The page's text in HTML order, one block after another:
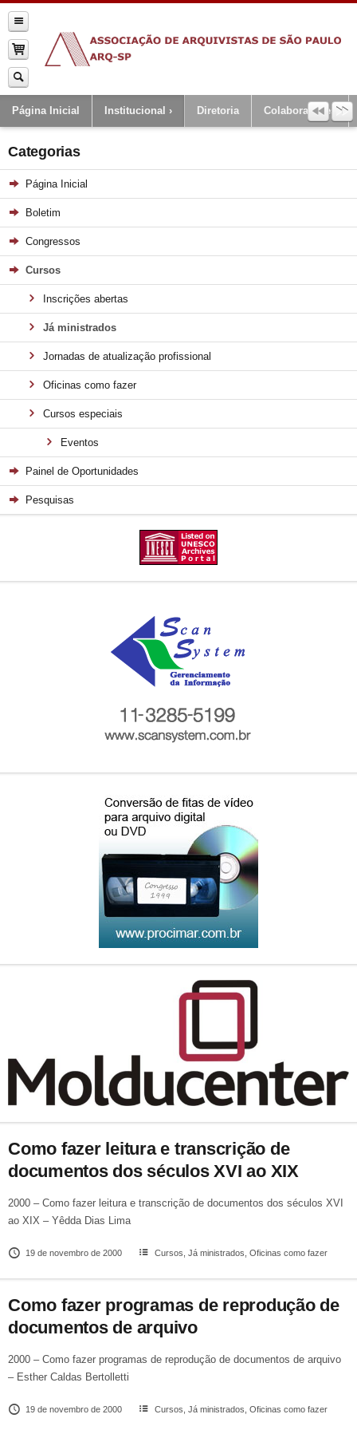
Página Inicial Institucional Diretoria Colaboradores
Categorias
Página Inicial
Boletim
Congressos
Cursos
Inscrições abertas
Já ministrados
Jornadas de atualização profissional
Oficinas como fazer
Cursos especiais
Eventos
Painel de Oportunidades
Pesquisas
Como fazer leitura e transcrição de
documentos dos séculos XVI ao XIX
2000 – Como fazer leitura e transcrição de documentos dos séculos XVI
ao XIX – Yêdda Dias Lima
19 de novembro de 2000 Cursos ,Já ministrados ,Oficinas como fazer
Como fazer programas de reprodução de
documentos de arquivo
2000 – Como fazer programas de reprodução de documentos de arquivo
– Esther Caldas Bertolletti
19 de novembro de 2000 Cursos ,Já ministrados ,Oficinas como fazer